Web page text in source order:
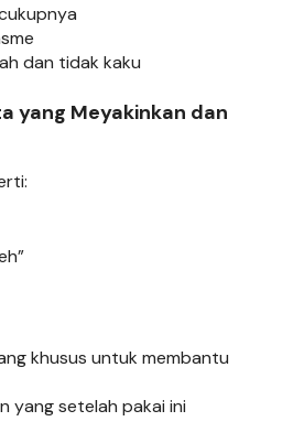
dan tidak kaku
yang Meyakinkan dan
khusus untuk membantu
yang setelah pakai ini